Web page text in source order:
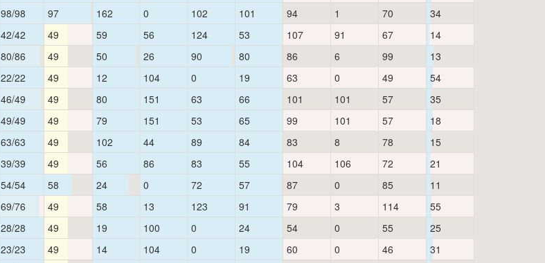
98/98 97 162 0 102 101 94 1 70
34
42/42 49 59 56 124 53 107 91 67
14
80/86 49 50 26 90 80 86 6 99
13
22/22 49 12 104 0 19 63 0 49
54
46/49 49 80 151 63 66 101 101 57
35
49/49 49 79 151 53 65 99 101 57
18
63/63 49 102 44 89 84 83 8 78
15
39/39 49 56 86 83 55 104 106 72
21
54/54 58 24 0 72 57 87 0 85
11
69/76 49 58 13 123 91 79 3 114
55
28/28 49 19 100 0 24 54 0 55
25
23/23 49 14 104 0 19 60 0 46
31